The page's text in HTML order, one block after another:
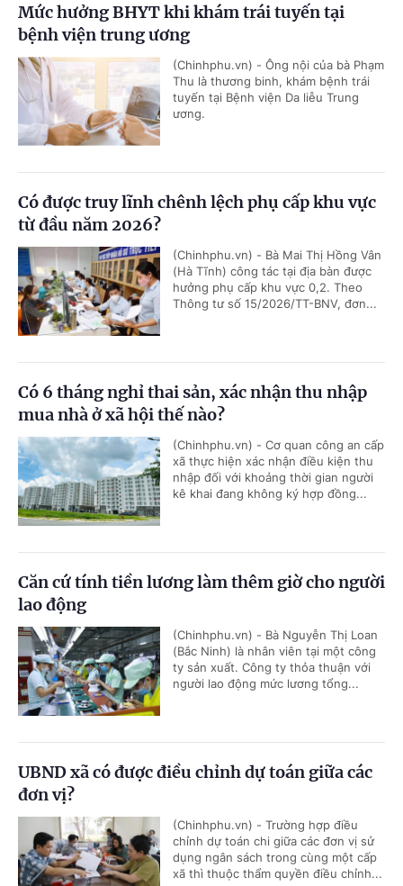
Mức hưởng BHYT khi khám trái tuyến tại
bệnh viện trung ương
(Chinhphu.vn) - Ông nội của bà Phạm
Thu là thương binh, khám bệnh trái
tuyến tại Bệnh viện Da liễu Trung
ương.
Có được truy lĩnh chênh lệch phụ cấp khu vực
từ đầu năm 2026?
(Chinhphu.vn) - Bà Mai Thị Hồng Vân
(Hà Tĩnh) công tác tại địa bàn được
hưởng phụ cấp khu vực 0,2. Theo
Thông tư số 15/2026/TT-BNV, đơn...
Có 6 tháng nghỉ thai sản, xác nhận thu nhập
mua nhà ở xã hội thế nào?
(Chinhphu.vn) - Cơ quan công an cấp
xã thực hiện xác nhận điều kiện thu
nhập đối với khoảng thời gian người
kê khai đang không ký hợp đồng...
Căn cứ tính tiền lương làm thêm giờ cho người
lao động
(Chinhphu.vn) - Bà Nguyễn Thị Loan
(Bắc Ninh) là nhân viên tại một công
ty sản xuất. Công ty thỏa thuận với
người lao động mức lương tổng...
UBND xã có được điều chỉnh dự toán giữa các
đơn vị?
(Chinhphu.vn) - Trường hợp điều
chỉnh dự toán chi giữa các đơn vị sử
dụng ngân sách trong cùng một cấp
xã thì thuộc thẩm quyền điều chỉnh...